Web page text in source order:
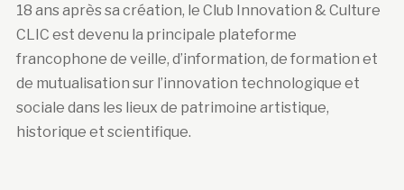
18 ans après sa création, le Club Innovation & Culture
CLIC est devenu la principale plateforme
francophone de veille, d’information, de formation et
de mutualisation sur l’innovation technologique et
sociale dans les lieux de patrimoine artistique,
historique et scientifique.